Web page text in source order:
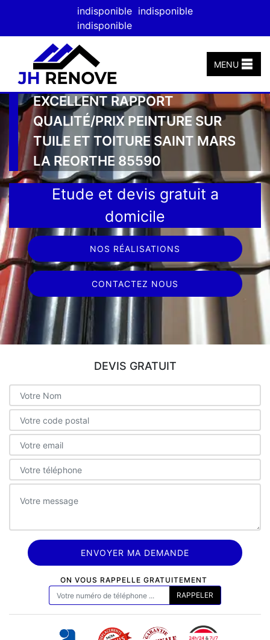
indisponible indisponible
indisponible
MENU
EXCELLENT RAPPORT
QUALITÉ/PRIX PEINTURE SUR
TUILE ET TOITURE SAINT MARS
LA REORTHE 85590
Etude et devis gratuit a
domicile
NOS RÉALISATIONS
CONTACTEZ NOUS
DEVIS GRATUIT
ON VOUS RAPPELLE GRATUITEMENT